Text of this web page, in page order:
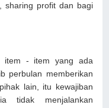
sharing profit dan bagi
item - item yang ada
perbulan memberikan
lain, itu kewajiban
tidak menjalankan